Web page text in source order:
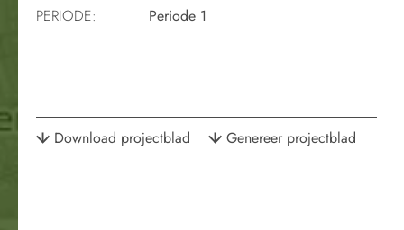
PERIODE:
Periode 1
Download projectblad Genereer projectblad